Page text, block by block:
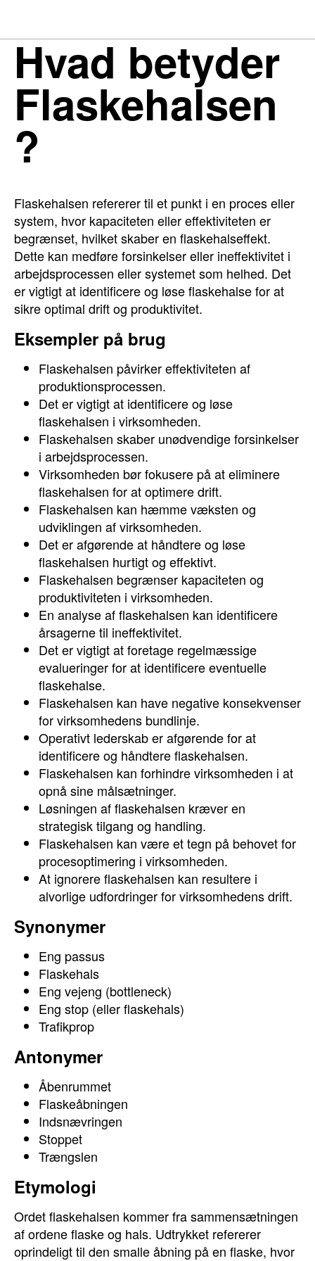
Hvad betyder
Flaskehalsen
?
Flaskehalsen refererer til et punkt i en proces eller
system, hvor kapaciteten eller effektiviteten er
begrænset, hvilket skaber en flaskehalseffekt.
Dette kan medføre forsinkelser eller ineffektivitet i
arbejdsprocessen eller systemet som helhed. Det
er vigtigt at identificere og løse flaskehalse for at
sikre optimal drift og produktivitet.
Eksempler på brug
Flaskehalsen påvirker effektiviteten af
produktionsprocessen.
Det er vigtigt at identificere og løse
flaskehalsen i virksomheden.
Flaskehalsen skaber unødvendige forsinkelser
i arbejdsprocessen.
Virksomheden bør fokusere på at eliminere
flaskehalsen for at optimere drift.
Flaskehalsen kan hæmme væksten og
udviklingen af virksomheden.
Det er afgørende at håndtere og løse
flaskehalsen hurtigt og effektivt.
Flaskehalsen begrænser kapaciteten og
produktiviteten i virksomheden.
En analyse af flaskehalsen kan identificere
årsagerne til ineffektivitet.
Det er vigtigt at foretage regelmæssige
evalueringer for at identificere eventuelle
flaskehalse.
Flaskehalsen kan have negative konsekvenser
for virksomhedens bundlinje.
Operativt lederskab er afgørende for at
identificere og håndtere flaskehalsen.
Flaskehalsen kan forhindre virksomheden i at
opnå sine målsætninger.
Løsningen af flaskehalsen kræver en
strategisk tilgang og handling.
Flaskehalsen kan være et tegn på behovet for
procesoptimering i virksomheden.
At ignorere flaskehalsen kan resultere i
alvorlige udfordringer for virksomhedens drift.
Synonymer
Eng passus
Flaskehals
Eng vejeng (bottleneck)
Eng stop (eller flaskehals)
Trafikprop
Antonymer
Åbenrummet
Flaskeåbningen
Indsnævringen
Stoppet
Trængslen
Etymologi
Ordet flaskehalsen kommer fra sammensætningen
af ordene flaske og hals. Udtrykket refererer
oprindeligt til den smalle åbning på en flaske, hvor